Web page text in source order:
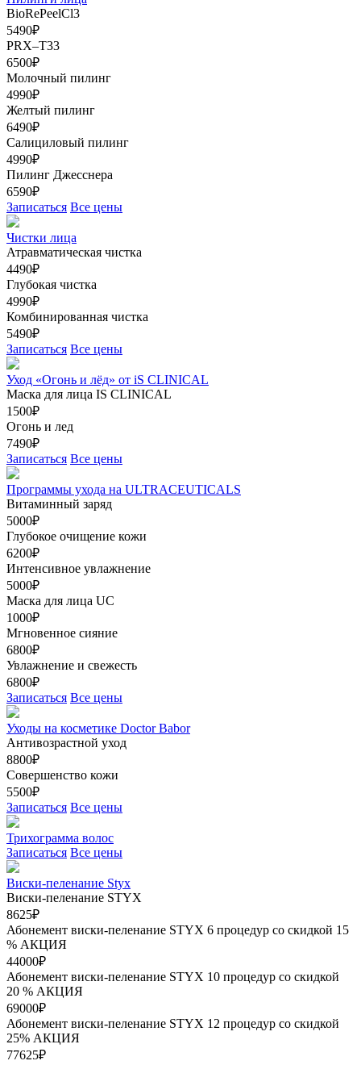
BioRePeelCl3
5490₽
PRX–T33
6500₽
Молочный пилинг
4990₽
Желтый пилинг
6490₽
Салициловый пилинг
4990₽
Пилинг Джесснера
6590₽
Записаться Все цены
Чистки лица
Атравматическая чистка
4490₽
Глубокая чистка
4990₽
Комбинированная чистка
5490₽
Записаться Все цены
Уход «Огонь и лёд» от iS CLINICAL
Маска для лица IS CLINICAL
1500₽
Огонь и лед
7490₽
Записаться Все цены
Программы ухода на ULTRACEUTICALS
Витаминный заряд
5000₽
Глубокое очищение кожи
6200₽
Интенсивное увлажнение
5000₽
Маска для лица UC
1000₽
Мгновенное сияние
6800₽
Увлажнение и свежесть
6800₽
Записаться Все цены
Уходы на косметике Doctor Babor
Антивозрастной уход
8800₽
Совершенство кожи
5500₽
Записаться Все цены
Трихограмма волос
Записаться Все цены
Виски-пеленание Styx
Виски-пеленание STYX
8625₽
Абонемент виски-пеленание STYX 6 процедур со скидкой 15
% АКЦИЯ
44000₽
Абонемент виски-пеленание STYX 10 процедур со скидкой
20 % АКЦИЯ
69000₽
Абонемент виски-пеленание STYX 12 процедур со скидкой
25% АКЦИЯ
77625₽